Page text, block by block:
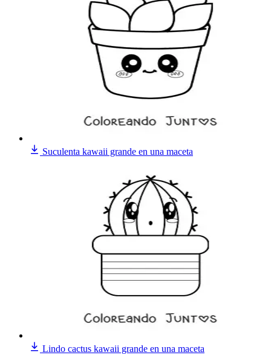
Suculenta kawaii grande en una maceta
Lindo cactus kawaii grande en una maceta